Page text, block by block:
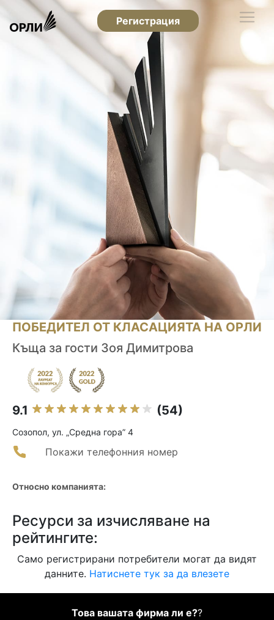
Регистрация
ПОБЕДИТЕЛ ОТ КЛАСАЦИЯТА НА ОРЛИ
Къща за гости Зоя Димитрова
9.1 (54)
Созопол, ул. „Средна гора” 4
Покажи телефонния номер
Относно компанията:
Ресурси за изчисляване на
рейтингите:
Само регистрирани потребители могат да видят
данните. Натиснете тук за да влезете
Това вашата фирма ли е??